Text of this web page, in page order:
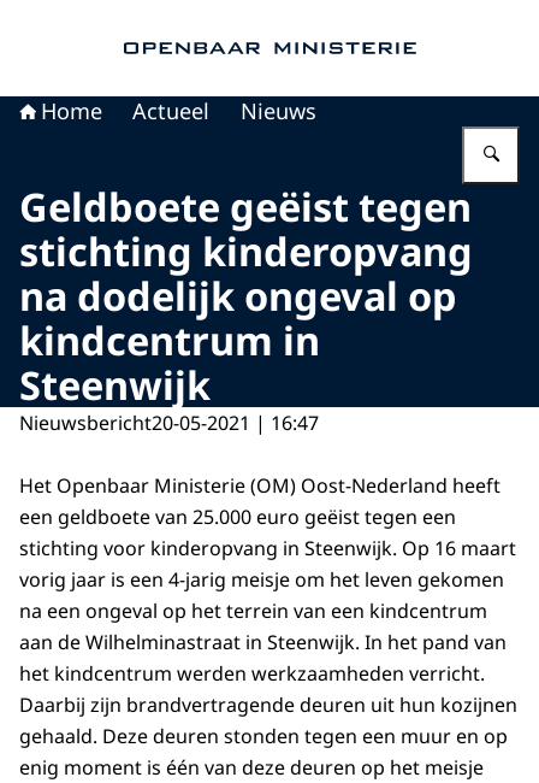
Home Actueel Nieuws
Geldboete geëist tegen
stichting kinderopvang
na dodelijk ongeval op
kindcentrum in
Steenwijk
Nieuwsbericht20-05-2021 | 16:47
Het Openbaar Ministerie (OM) Oost-Nederland heeft
een geldboete van 25.000 euro geëist tegen een
stichting voor kinderopvang in Steenwijk. Op 16 maart
vorig jaar is een 4-jarig meisje om het leven gekomen
na een ongeval op het terrein van een kindcentrum
aan de Wilhelminastraat in Steenwijk. In het pand van
het kindcentrum werden werkzaamheden verricht.
Daarbij zijn brandvertragende deuren uit hun kozijnen
gehaald. Deze deuren stonden tegen een muur en op
enig moment is één van deze deuren op het meisje